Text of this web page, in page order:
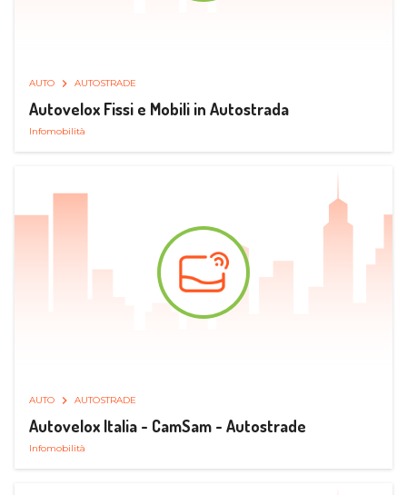
AUTO AUTOSTRADE
Autovelox Fissi e Mobili in Autostrada
Infomobilità
AUTO AUTOSTRADE
Autovelox Italia - CamSam - Autostrade
Infomobilità